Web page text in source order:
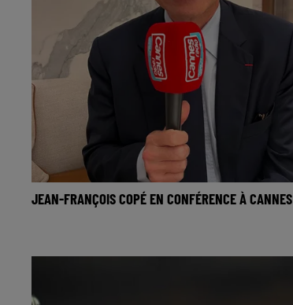
JEAN-FRANÇOIS COPÉ EN CONFÉRENCE À CANNES